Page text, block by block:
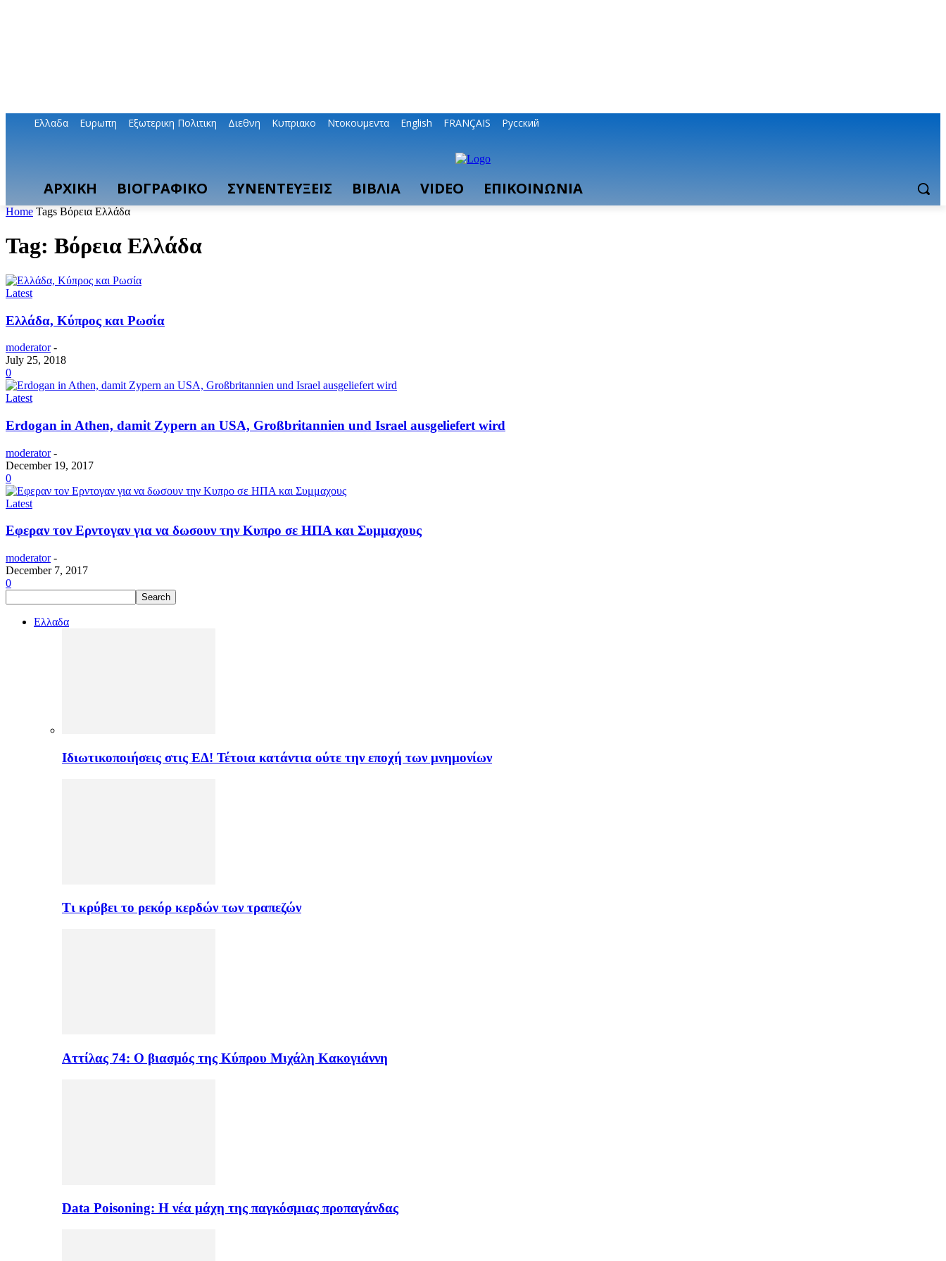
Ελλαδα Ευρωπη Εξωτερικη Πολιτικη Διεθνη Κυπριακο Ντοκουμεντα English FRANÇAIS Русский
ΑΡΧΙΚΗ ΒΙΟΓΡΑΦΙΚΟ ΣΥΝΕΝΤΕΥΞΕΙΣ ΒΙΒΛΙΑ VIDEO ΕΠΙΚΟΙΝΩΝΙΑ
Home Tags Βόρεια Ελλάδα
Tag: Βόρεια Ελλάδα
Latest
Ελλάδα, Κύπρος και Ρωσία
moderator -
July 25, 2018
0
Latest
Erdogan in Athen, damit Zypern an USA, Großbritannien und Israel ausgeliefert wird
moderator -
December 19, 2017
0
Latest
Εφεραν τον Ερντογαν για να δωσουν την Κυπρο σε ΗΠΑ και Συμμαχους
moderator -
December 7, 2017
0
Ελλαδα
Ιδιωτικοποιήσεις στις ΕΔ! Τέτοια κατάντια ούτε την εποχή των μνημονίων
Τι κρύβει το ρεκόρ κερδών των τραπεζών
Αττίλας 74: Ο βιασμός της Κύπρου Μιχάλη Κακογιάννη
Data Poisoning: Η νέα μάχη της παγκόσμιας προπαγάνδας